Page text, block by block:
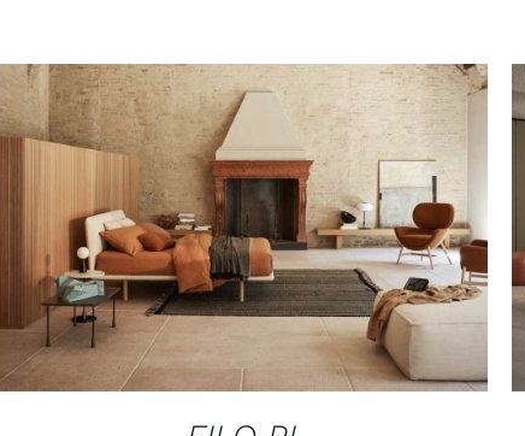
QUICK VIEW